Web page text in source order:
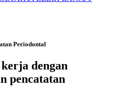
Periodontal
dengan
pencatatan